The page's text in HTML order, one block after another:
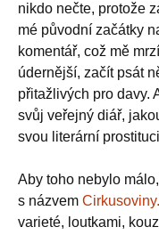
nikdo nečte, protože
mé původní začátky
komentář, což mě
údernější, začít psát
přitažlivých pro davy.
svůj veřejný diář,
svou literární
Aby toho nebylo
s názvem
varieté, loutkami,